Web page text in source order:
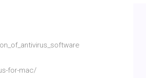
for-mac/